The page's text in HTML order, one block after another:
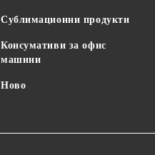
Сублимационни продукти
Консумативи за офис
машини
Ново